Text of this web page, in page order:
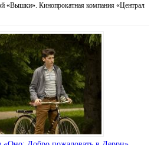
«Вышки». Кинопрокатная компания «Централ